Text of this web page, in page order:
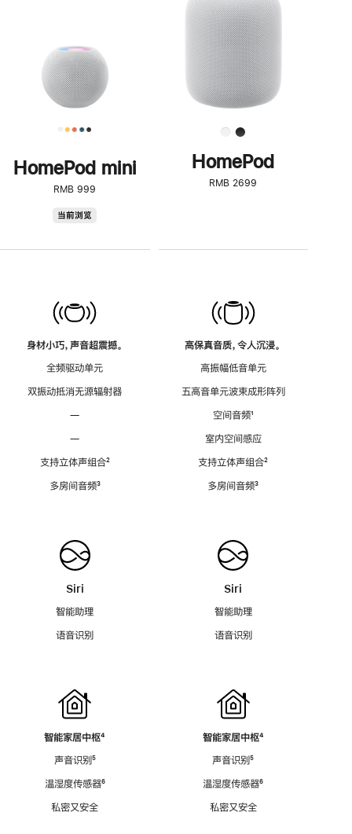
HomePod mini
RMB 999
当前浏览
身材小巧，声音超震撼。
全频驱动单元
双振动抵消无源辐射器
—
—
支持立体声组合脚
²
多房间音频脚
³
Siri
智能助理
语音识别
智能家居中枢脚
⁴
声音识别脚
⁵
温湿度传感器脚
⁶
私密又安全
了
解
HomePod<
HomePod
RMB 2699
高保真音质，令人沉浸。
高振幅低音单元
五高音单元波束成形阵列
空间音频脚
¹
室内空间感应
支持立体声组合脚
²
多房间音频脚
³
Siri
智能助理
语音识别
智能家居中枢脚
⁴
声音识别脚
⁵
温湿度传感器脚
⁶
私密又安全